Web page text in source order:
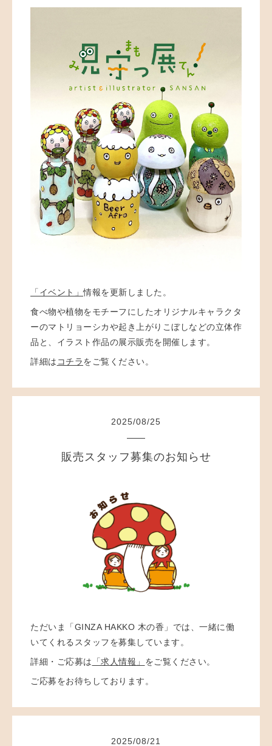
「イベント」情報を更新しました。
食べ物や植物をモチーフにしたオリジナルキャラクタ
ーのマトリョーシカや起き上がりこぼしなどの立体作
品と、イラスト作品の展示販売を開催します。
詳細は コチラをご覧ください。
2025/08/25
販売スタッフ募集のお知らせ
ただいま「GINZA HAKKO 木の香」では、一緒に働
いてくれるスタッフを募集しています。
詳細・ご応募は 「求人情報」 をご覧ください。
ご応募をお待ちしております。
2025/08/21